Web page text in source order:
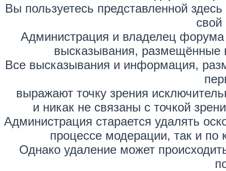
Вы пользуетесь представленной
свой
Администрация и владелец форума
высказывания, размещённые
Все высказывания и информация,
выражают точку зрения
и никак не связаны с точкой
Администрация старается удалять
процессе модерации, так и по
Однако удаление может